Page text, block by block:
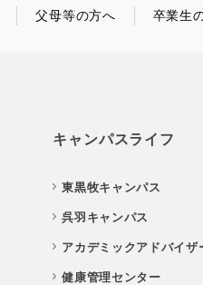
父母等の方へ 卒業生
キャンパスライフ
東黒牧キャンパス
呉羽キャンパス
アカデミックアドバイザ
健康管理センター